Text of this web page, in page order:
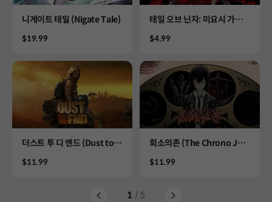
Product
니게이트 테일 (Nigate Tale)
Price
$19.99
Product
테일 오브 닌자: 미요시 가문
of the Miyoshi)
Price
$4.99
Product
더스트 투 디 엔드 (Dust to t
Price
$11.99
Product
회소의존 (The Chrono Jott
Price
$11.99
1 / 5